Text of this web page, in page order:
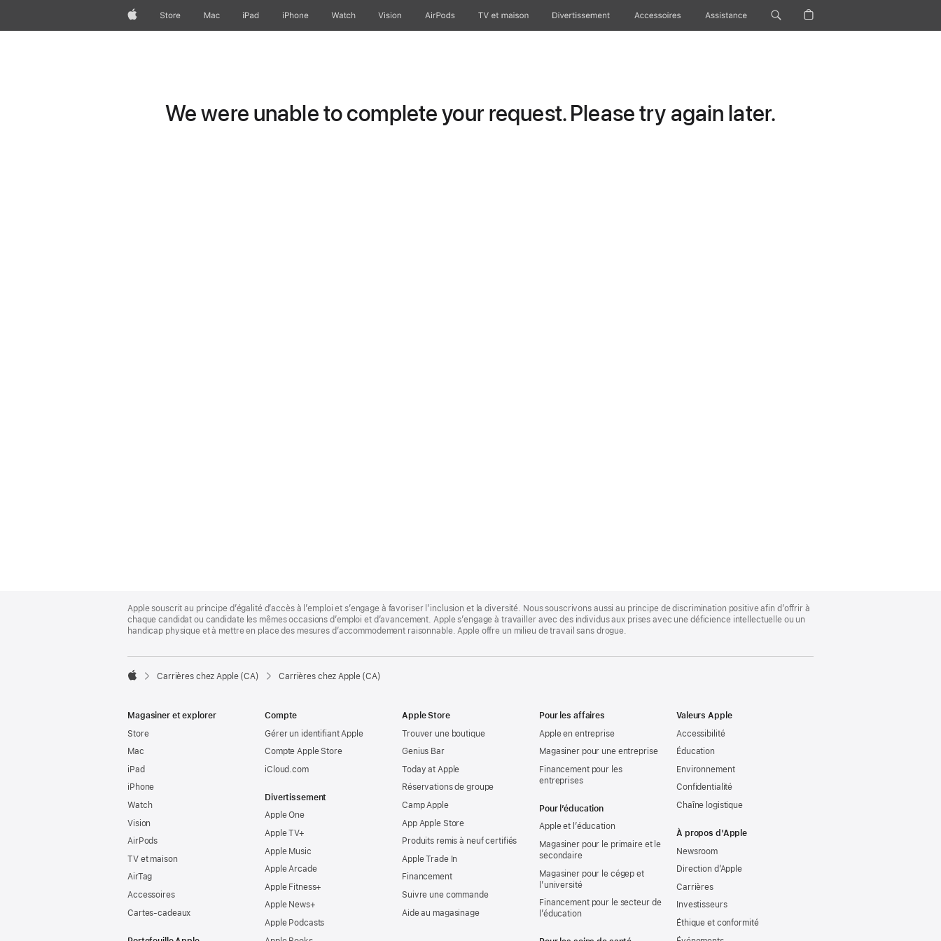
AppleStore Mac iPad iPhone Watch Vision AirPods TV et maison Divertissement Accessoires Assistance
We were unable to complete your request. Please try again later.
Footer
Apple souscrit au principe d’égalité d’accès à l’emploi et s’engage à favoriser l’inclusion et la diversité. Nous souscrivons aussi au principe de discrimination positive afin d’offrir à
chaque candidat ou candidate les mêmes occasions d’emploi et d’avancement. Apple s’engage à travailler avec des individus aux prises avec une déficience intellectuelle ou un
handicap physique et à mettre en place des mesures d’accommodement raisonnable. Apple offre un milieu de travail sans drogue.

Carrières chez Apple (CA) Carrières chez Apple (CA)
Magasiner et explorer
Store
Mac
iPad
iPhone
Watch
Vision
AirPods
TV et maison
AirTag
Accessoires
Cartes-cadeaux
Compte
Gérer un identifiant Apple
Compte Apple Store
iCloud.com
Divertissement
Apple One
Apple TV+
Apple Music
Apple Arcade
Apple Fitness+
Apple News+
Apple Podcasts
Apple Store
Trouver une boutique
Genius Bar
Today at Apple
Réservations de groupe
Camp Apple
App Apple Store
Produits remis à neuf certifiés
Apple Trade In
Financement
Suivre une commande
Aide au magasinage
Pour les affaires
Apple en entreprise
Magasiner pour une entreprise
Financement pour les
entreprises
Pour l’éducation
Apple et l’éducation
Magasiner pour le primaire et le
secondaire
Magasiner pour le cégep et
l’université
Financement pour le secteur de
l’éducation
Valeurs Apple
Accessibilité
Éducation
Environnement
Confidentialité
Chaîne logistique
À propos d’Apple
Newsroom
Direction d’Apple
Carrières
Investisseurs
Éthique et conformité